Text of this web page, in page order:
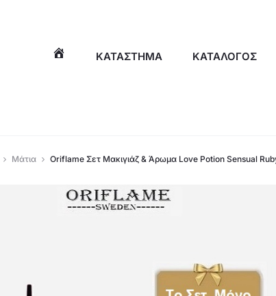
ΚΑΤΆΣΤΗΜΑ ΚΑΤΑΛΟΓΟΣ
Μάτια Oriflame Σετ Μακιγιάζ & Άρωμα Love Potion Sensual